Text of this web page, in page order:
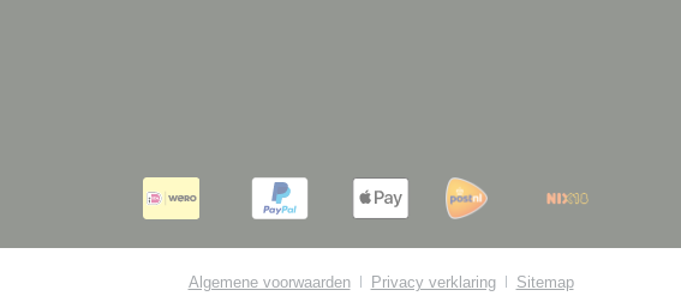
Algemene voorwaarden Privacy verklaring Sitemap